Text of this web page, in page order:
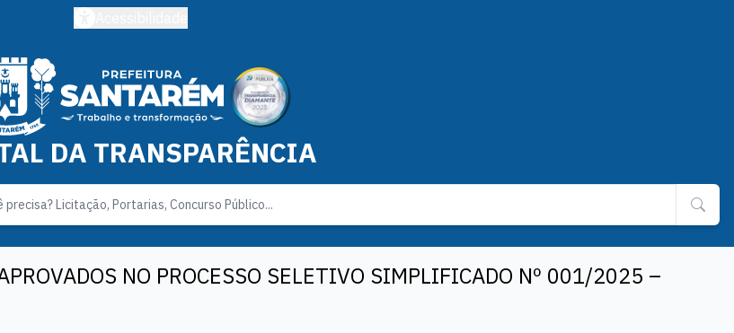
DA TRANSPARÊNCIA
NO PROCESSO SELETIVO SIMPLIFICADO Nº 001/2025 –